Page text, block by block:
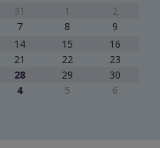
31 1
2
7 8
9
14 15
16
21 22
23
28 29
30
4 5 6